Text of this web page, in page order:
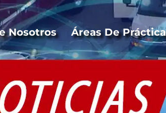
Nosotros Áreas De Práctica